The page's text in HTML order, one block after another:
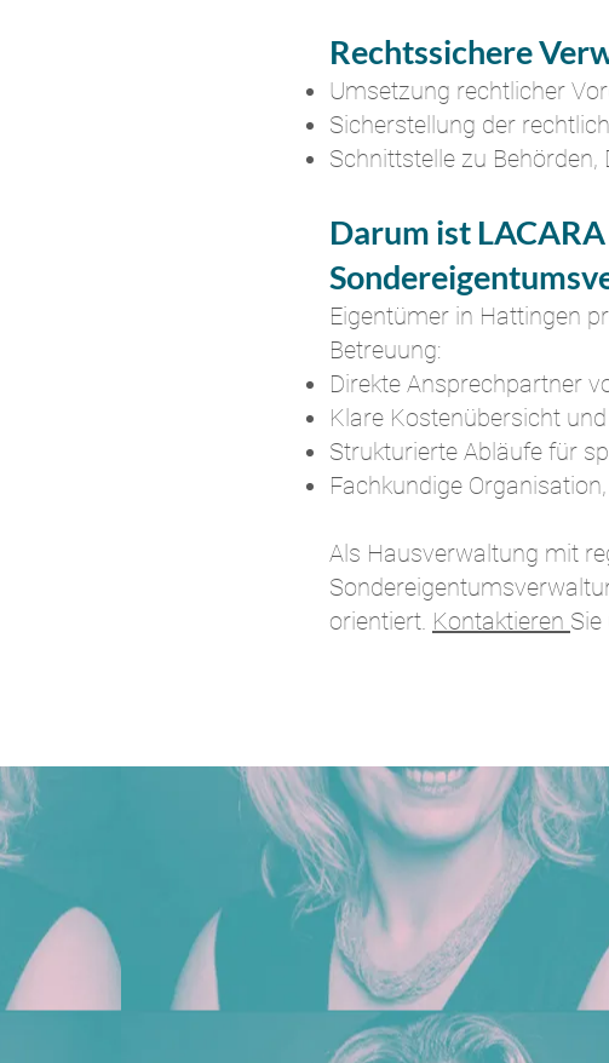
Rechtssichere
Umsetzung rechtlicher
Sicherstellung der
Schnittstelle zu
Darum ist
Eigentümer in Hattingen
Betreuung:
Direkte Ansprechpartner
Klare Kostenübersicht
Strukturierte Abläufe für
Fachkundige
Als Hausverwaltung mit
orientiert. Kontaktieren